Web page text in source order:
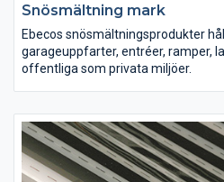
Snösmältning mark
Ebecos snösmältningsprodukter
garageuppfarter, entréer, ramper,
offentliga som privata miljöer.